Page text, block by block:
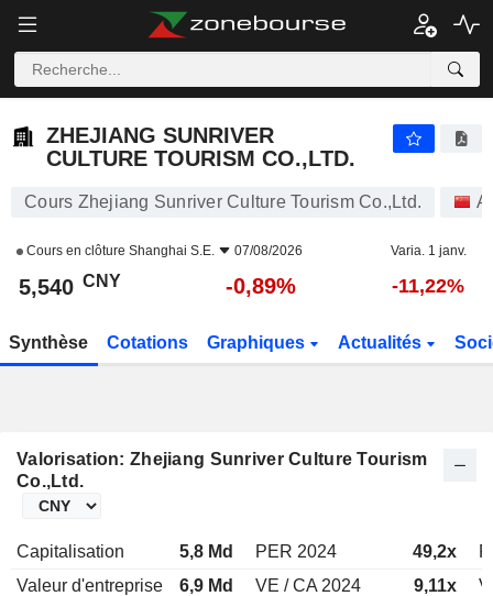
ZHEJIANG SUNRIVER
CULTURE TOURISM CO.,LTD.
Cours Zhejiang Sunriver Culture Tourism Co.,Ltd.
Cours en clôture Shanghai S.E. 07/08/2026 Varia. 1 janv.
5,540 CNY -0,89% -11,22%
Synthèse Cotations Graphiques Actualités
Valorisation: Zhejiang Sunriver Culture Tourism
Co.,Ltd.
Capitalisation 5,8 Md PER 2024 49,2x
Valeur d'entreprise
6,9 Md VE / CA 2024 9,11x